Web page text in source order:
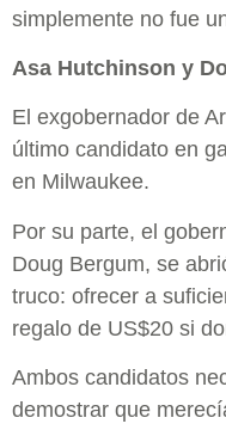
simplemente no fue
Asa Hutchinson y
El exgobernador de
último candidato en
en Milwaukee.
Por su parte, el
Doug Bergum, se
truco: ofrecer a
regalo de US$20 si
Ambos candidatos
demostrar que